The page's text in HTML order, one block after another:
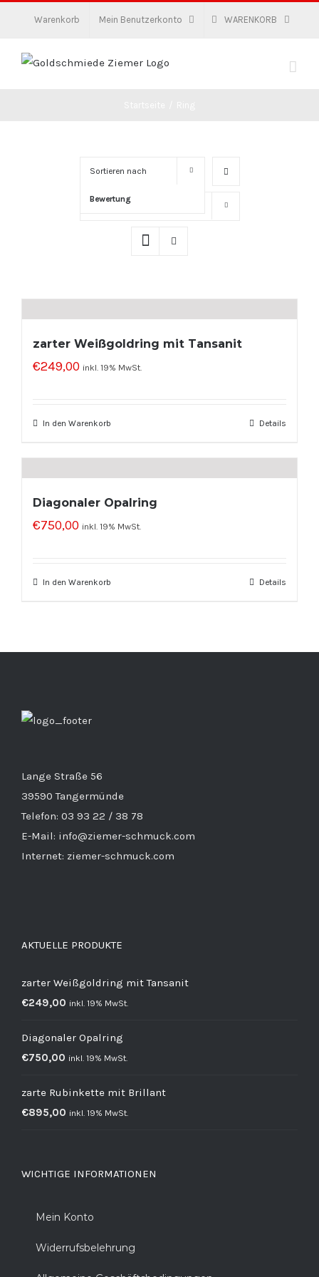
Warenkorb Mein Benutzerkonto WARENKORB
Sortieren nach
Bewertung
16 Produkte
zarter Weißgoldring mit Tansanit
€249,00 inkl. 19% MwSt.
In den Warenkorb Details
Diagonaler Opalring
€750,00 inkl. 19% MwSt.
In den Warenkorb Details
Lange Straße 56
39590 Tangermünde
Telefon: 03 93 22 / 38 78
E-Mail: info@ziemer-schmuck.com
Internet: ziemer-schmuck.com
AKTUELLE PRODUKTE
zarter Weißgoldring mit Tansanit
€249,00 inkl. 19% MwSt.
Diagonaler Opalring
€750,00 inkl. 19% MwSt.
zarte Rubinkette mit Brillant
€895,00 inkl. 19% MwSt.
WICHTIGE INFORMATIONEN
Mein Konto
Widerrufsbelehrung